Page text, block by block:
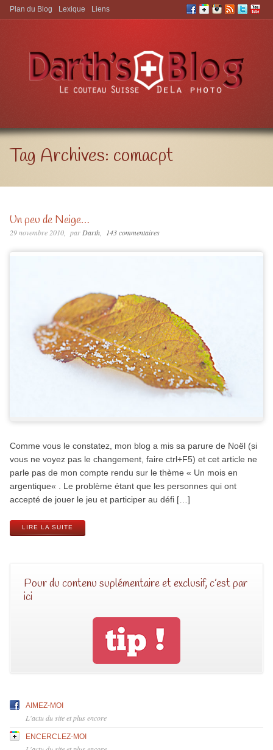
Aller à:
Plan du Blog Lexique Liens
Tag Archives: comacpt
Un peu de Neige…
29 novembre 2010 parDarth 143 commentaires
Comme vous le constatez, mon blog a mis sa parure de Noël (si
vous ne voyez pas le changement, faire ctrl+F5) et cet article ne
parle pas de mon compte rendu sur le thème « Un mois en
argentique« . Le problème étant que les personnes qui ont
accepté de jouer le jeu et participer au défi […]
LIRE LA SUITE
Pour du contenu suplémentaire et exclusif, c’est par
ici
AIMEZ-MOI
L'actu du site et plus encore
ENCERCLEZ-MOI